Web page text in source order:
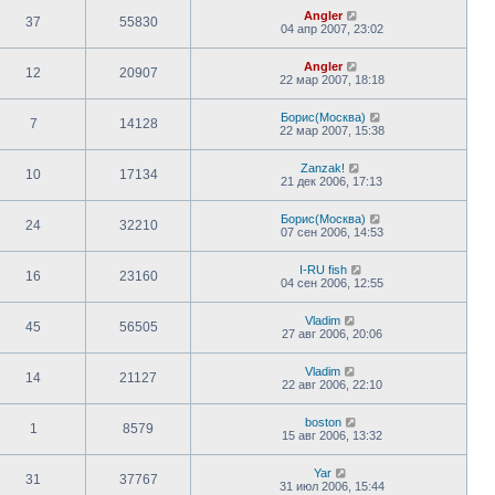
37 55830
Angler
04 апр 2007, 23:02
12 20907
Angler
22 мар 2007, 18:18
7 14128
Борис(Москва)
22 мар 2007, 15:38
10 17134
Zanzak!
21 дек 2006, 17:13
24 32210
Борис(Москва)
07 сен 2006, 14:53
16 23160
I-RU fish
04 сен 2006, 12:55
45 56505
Vladim
27 авг 2006, 20:06
14 21127
Vladim
22 авг 2006, 22:10
1 8579
boston
15 авг 2006, 13:32
31 37767
Yar
31 июл 2006, 15:44